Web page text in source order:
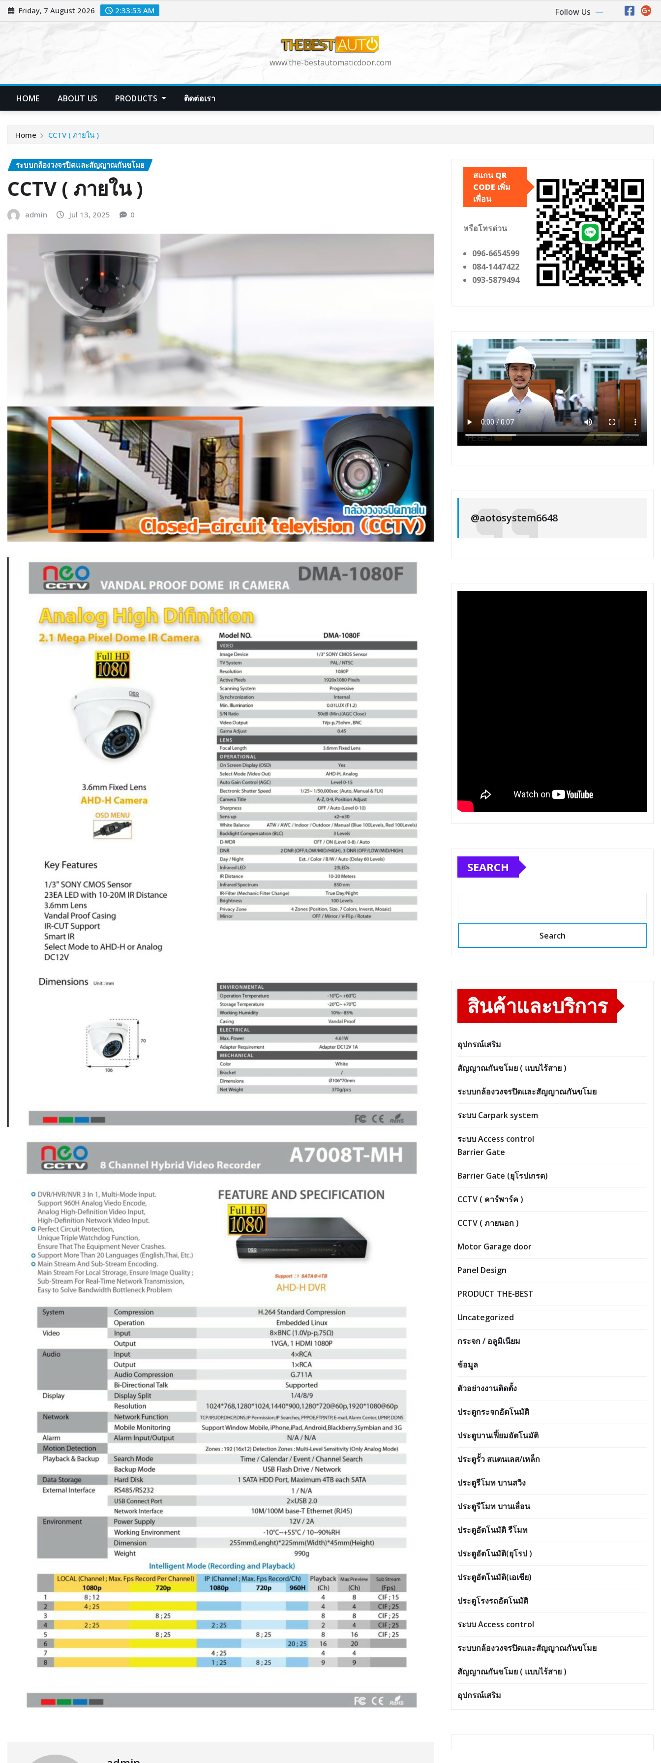
Skip
to
Friday, 7 August 2026 2:33:54 AM Follow Us
www.the-bestautomaticdoor.com
HOME ABOUT US PRODUCTS ติดต่อเรา
Home CCTV ( ภายใน )
ระบบกล้องวงจรปิดและสัญญาณกันขโมย
CCTV ( ภายใน )
admin Jul 13, 2025 0
สแกน QR
CODE เพิ่ม
เพื่อน
หรือโทรด่วน
096-6654599
084-1447422
093-5879494
@aotosystem6648
SEARCH
Search
สินค้าและบริการ
อุปกรณ์เสริม
สัญญาณกันขโมย ( แบบไร้สาย )
ระบบกล้องวงจรปิดและสัญญาณกันขโมย
ระบบ Carpark system
ระบบ Access control
Barrier Gate
Barrier Gate (ยุโรปเกรด)
CCTV ( คาร์พาร์ค )
CCTV ( ภายนอก )
Motor Garage door
Panel Design
PRODUCT THE-BEST
Uncategorized
กระจก / อลูมิเนียม
ข้อมูล
ตัวอย่างงานติดตั้ง
ประตูกระจกอัตโนมัติ
ประตูบานเฟี้ยมอัตโนมัติ
ประตูรั้ว สแตนเลส/เหล็ก
ประตูรีโมท บานสวิง
ประตูรีโมท บานเลื่อน
ประตูอัตโนมัติ รีโมท
ประตูอัตโนมัติ(ยุโรป )
ประตูอัตโนมัติ(เอเชีย)
ประตูโรงรถอัตโนมัติ
ระบบ Access control
ระบบกล้องวงจรปิดและสัญญาณกันขโมย
สัญญาณกันขโมย ( แบบไร้สาย )
อุปกรณ์เสริม